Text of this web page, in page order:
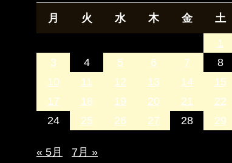
月 火 水 木 金 土
1
3
4 5 6 7 8
10
11 12 13 14 15
17
18 19 20 21 22
24
25 26 27 28 29
« 5月 7月 »